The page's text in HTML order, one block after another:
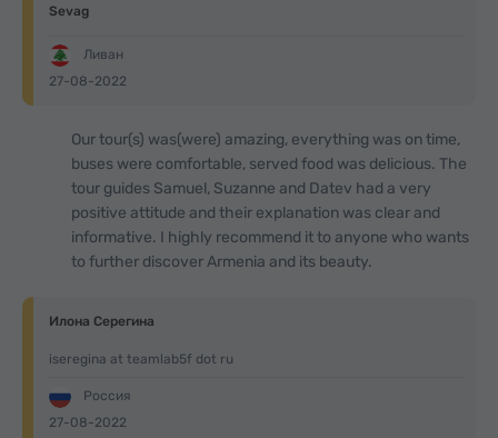
Sevag
Ливан
27-08-2022
Our tour(s) was(were) amazing, everything was on time,
buses were comfortable, served food was delicious. The
tour guides Samuel, Suzanne and Datev had a very
positive attitude and their explanation was clear and
informative. I highly recommend it to anyone who wants
to further discover Armenia and its beauty.
Илона Серегина
iseregina at teamlab5f dot ru
Россия
27-08-2022